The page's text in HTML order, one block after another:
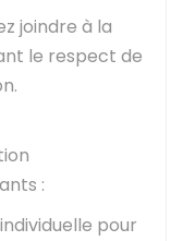
joindre à la
le respect de
:
pour